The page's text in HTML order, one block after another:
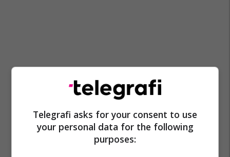
Telegrafi asks for your consent to use
your personal data for the following
purposes: